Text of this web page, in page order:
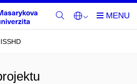
ISSHD